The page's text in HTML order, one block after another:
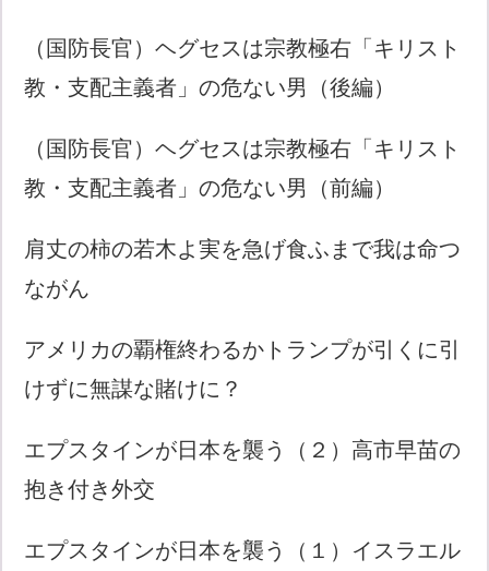
（国防長官）ヘグセスは宗教極右「キリスト
教・支配主義者」の危ない男（後編）
（国防長官）ヘグセスは宗教極右「キリスト
教・支配主義者」の危ない男（前編）
肩丈の柿の若木よ実を急げ食ふまで我は命つ
ながん
アメリカの覇権終わるかトランプが引くに引
けずに無謀な賭けに？
エプスタインが日本を襲う（２）高市早苗の
抱き付き外交
エプスタインが日本を襲う（１）イスラエル